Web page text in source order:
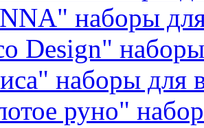
наборы
Design"
наборы для
руно"